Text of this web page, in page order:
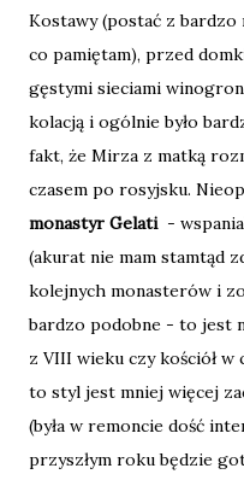
Kostawy (postać z
co pamiętam), przed
gęstymi sieciami
kolacją i ogólnie było
fakt, że Mirza z matką
czasem po rosyjsku.
monastyr Gelati-
(akurat nie mam stamtąd
kolejnych monasterów i
bardzo podobne - to jest
z VIII wieku czy kościół
to styl jest mniej więcej
(była w remoncie dość
przyszłym roku będzie